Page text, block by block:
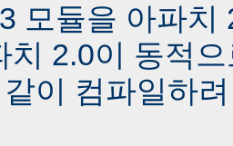
모듈을 아파치
치 2.0이 동적
이 컴파일하